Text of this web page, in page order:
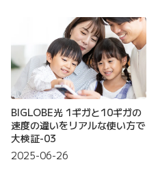
BIGLOBE光 1ギガと10ギガの
速度の違いをリアルな使い方で
大検証-03
2025-06-26